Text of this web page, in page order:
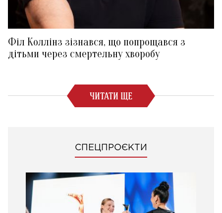
Філ Коллінз зізнався, що попрощався з
дітьми через смертельну хворобу
ЧИТАТИ ЩЕ
СПЕЦПРОЄКТИ